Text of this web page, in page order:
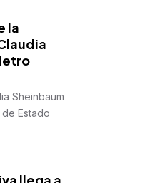
la
Sheinbaum
Estado